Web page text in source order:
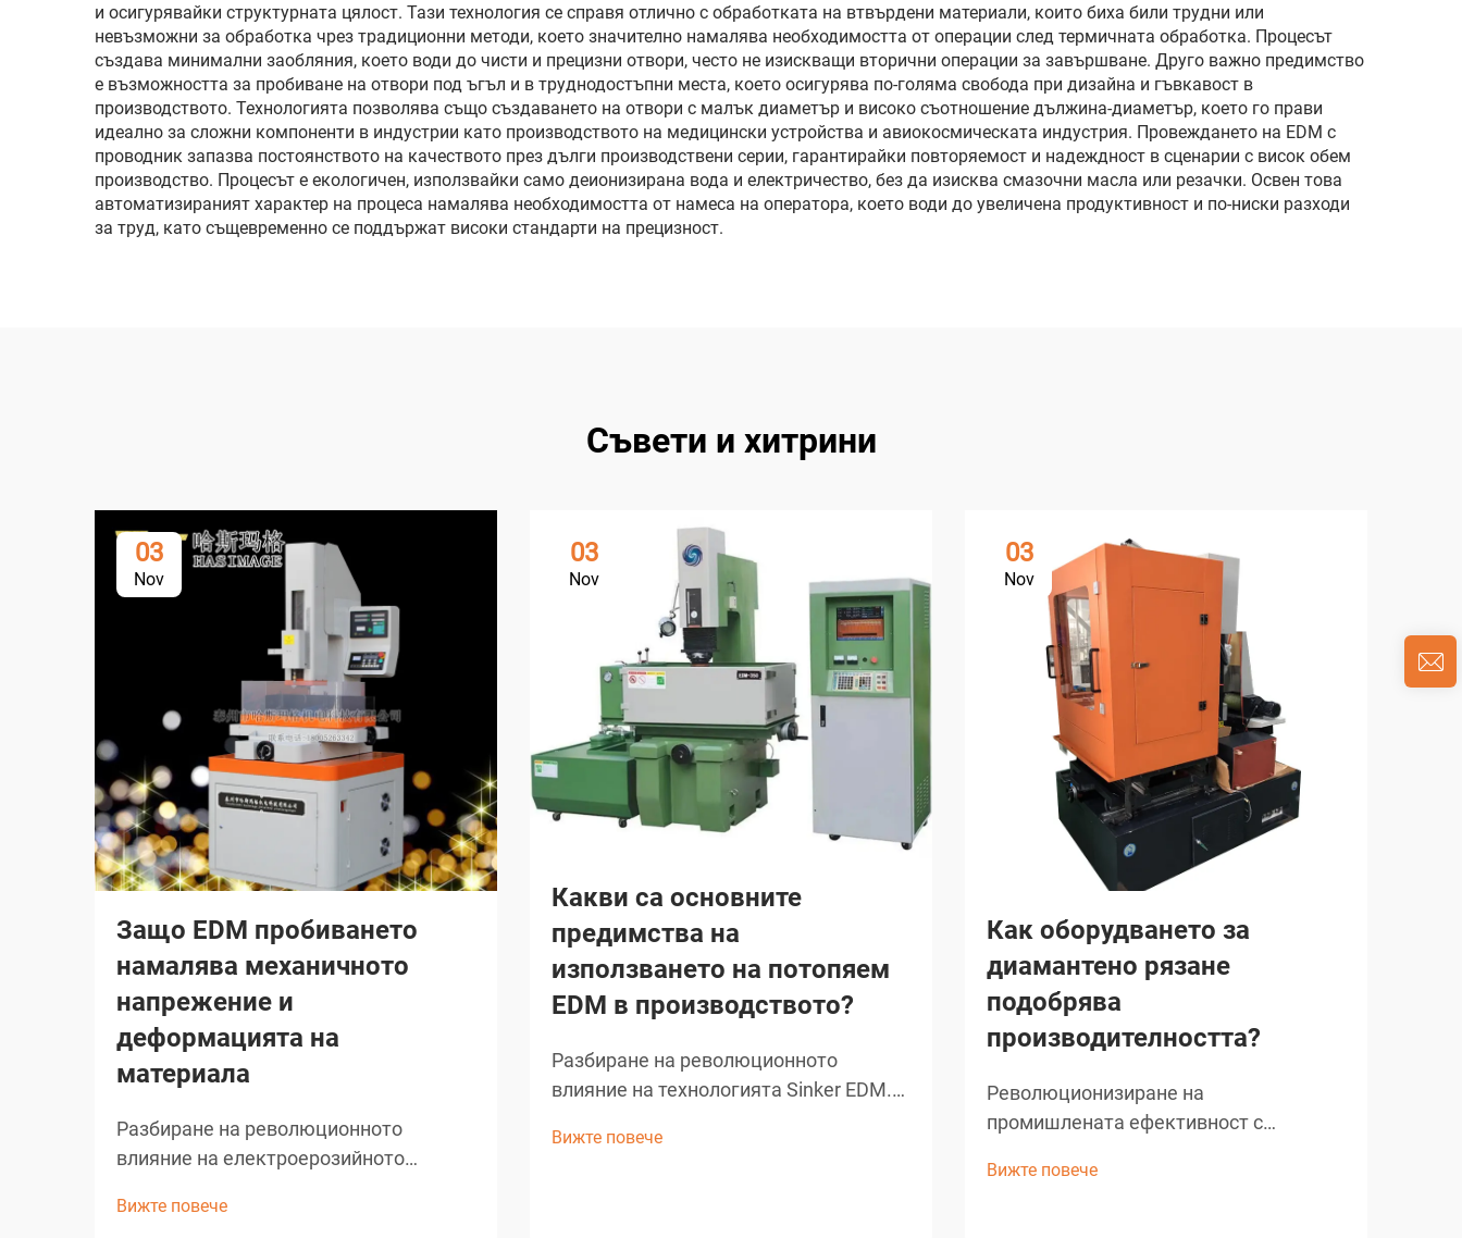
и осигурявайки структурната цялост. Тази технология се справя отлично с обработката на втвърдени материали, които биха били трудни или
невъзможни за обработка чрез традиционни методи, което значително намалява необходимостта от операции след термичната обработка. Процесът
създава минимални заобляния, което води до чисти и прецизни отвори, често не изискващи вторични операции за завършване. Друго важно предимство
е възможността за пробиване на отвори под ъгъл и в труднодостъпни места, което осигурява по-голяма свобода при дизайна и гъвкавост в
производството. Технологията позволява също създаването на отвори с малък диаметър и високо съотношение дължина-диаметър, което го прави
идеално за сложни компоненти в индустрии като производството на медицински устройства и авиокосмическата индустрия. Провеждането на EDM с
проводник запазва постоянството на качеството през дълги производствени серии, гарантирайки повторяемост и надеждност в сценарии с висок обем
производство. Процесът е екологичен, използвайки само деионизирана вода и електричество, без да изисква смазочни масла или резачки. Освен това
автоматизираният характер на процеса намалява необходимостта от намеса на оператора, което води до увеличена продуктивност и по-ниски разходи
за труд, като същевременно се поддържат високи стандарти на прецизност.
Съвети и хитрини
03
Nov
Защо EDM пробиването
намалява механичното
напрежение и
деформацията на
материала
Разбиране на революционното
влияние на електроерозийното
представлява едно от най-значимите
Вижте повече
03
Nov
Какви са основните
предимства на
използването на потопяем
EDM в производството?
Разбиране на революционното
влияние на технологията Sinker EDM.
прецизност, ефективност и
Вижте повече
03
Nov
Как оборудването за
диамантено рязане
подобрява
производителността?
Революционизиране на
промишлената ефективност с
Строителната и производствената
Вижте повече